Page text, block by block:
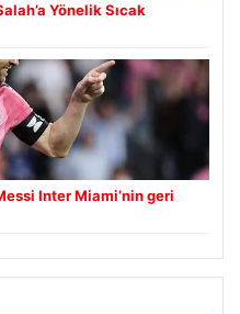
Yönelik Sıcak
Inter Miami’nin geri